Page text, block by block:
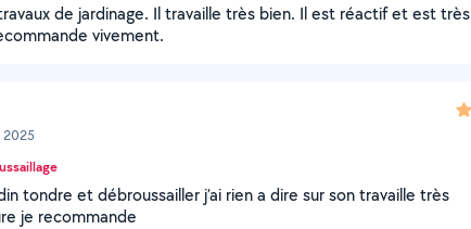
de jardinage. Il travaille très bien. Il est réactif et est très
vivement.
2025
tondre et débroussailler j’ai rien a dire sur son travaille très
je recommande